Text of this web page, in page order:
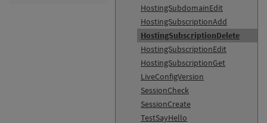
HostingSubdomainEdit
HostingSubscriptionAdd
HostingSubscriptionDelete
HostingSubscriptionEdit
HostingSubscriptionGet
LiveConfigVersion
SessionCheck
SessionCreate
TestSayHello